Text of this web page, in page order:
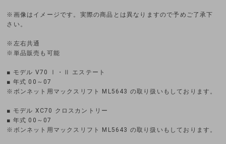
※画像はイメージです。実際の商品とは異なりますので予めご了承下
さい。
※左右共通
※単品販売も可能
■ モデル V70 Ⅰ・Ⅱ エステート
■ 年式 00～07
※ボンネット用マックスリフト ML5643 の取り扱いもしております。
■ モデル XC70 クロスカントリー
■ 年式 00～07
※ボンネット用マックスリフト ML5643 の取り扱いもしております。